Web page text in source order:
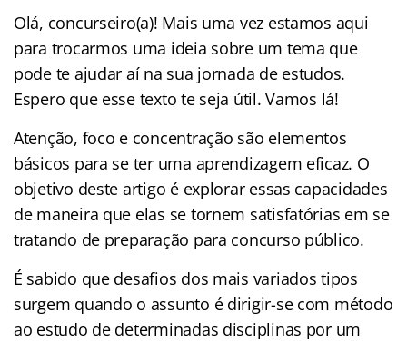
Olá, concurseiro(a)! Mais uma vez estamos aqui
para trocarmos uma ideia sobre um tema que
pode te ajudar aí na sua jornada de estudos.
Espero que esse texto te seja útil. Vamos lá!
Atenção, foco e concentração são elementos
básicos para se ter uma aprendizagem eficaz. O
objetivo deste artigo é explorar essas capacidades
de maneira que elas se tornem satisfatórias em se
tratando de preparação para concurso público.
É sabido que desafios dos mais variados tipos
surgem quando o assunto é dirigir-se com método
ao estudo de determinadas disciplinas por um